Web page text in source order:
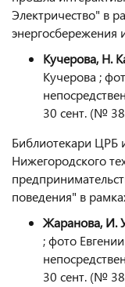
Электричество" в
энергосбережения
Кучерова, Н.
Кучерова ;
30 сент. (№
Библиотекари ЦРБ
Нижегородского
поведения" в
Жаранова, И.
; фото
30 сент. (№